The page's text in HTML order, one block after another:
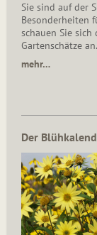
Sie sind auf der
Besonderheiten
schauen Sie sich
Gartenschätze an.
mehr…
Der